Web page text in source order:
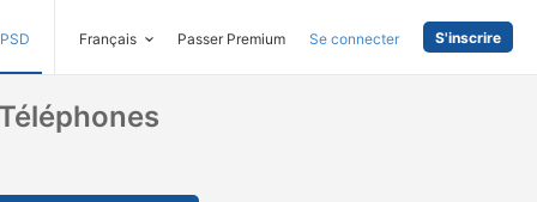
PSD Français Passer Premium Se connecter S'inscrire